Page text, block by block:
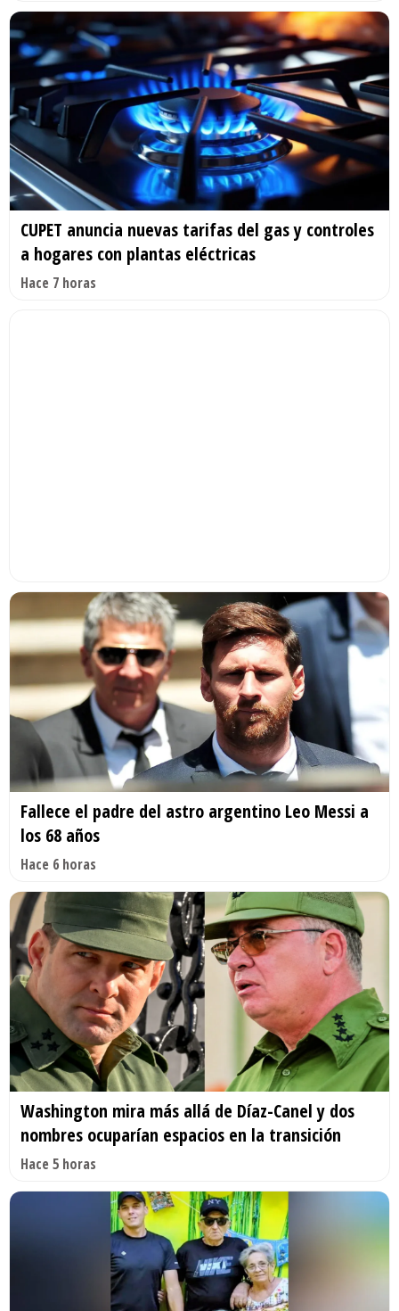
CUPET anuncia nuevas tarifas del gas y controles
a hogares con plantas eléctricas
Hace 7 horas
Fallece el padre del astro argentino Leo Messi a
los 68 años
Hace 6 horas
Washington mira más allá de Díaz-Canel y dos
nombres ocuparían espacios en la transición
Hace 5 horas